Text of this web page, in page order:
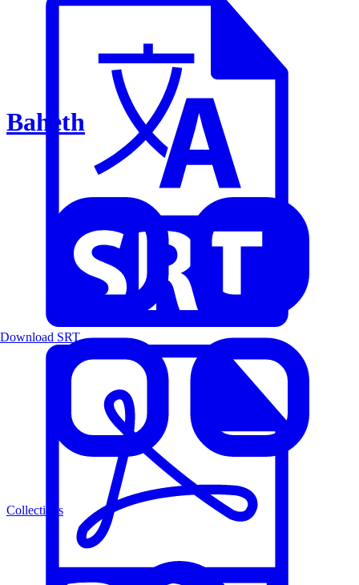
Baheth
Collections
Download SRT